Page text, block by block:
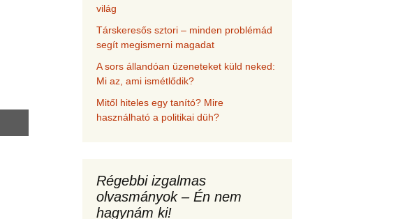
világ
Társkeresős sztori – minden problémád
segít megismerni magadat
A sors állandóan üzeneteket küld neked:
Mi az, ami ismétlődik?
Mitől hiteles egy tanító? Mire
használható a politikai düh?
Régebbi izgalmas
olvasmányok – Én nem
hagynám ki!